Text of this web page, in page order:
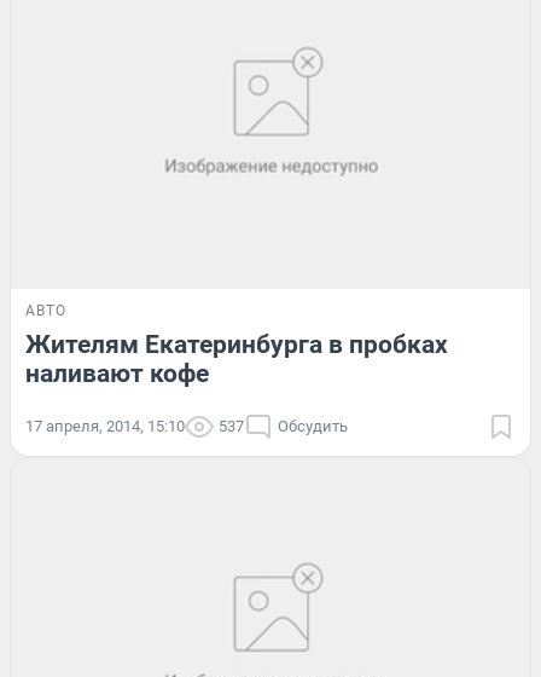
АВТО
Жителям Екатеринбурга в пробках
наливают кофе
17 апреля, 2014, 15:10 537 Обсудить